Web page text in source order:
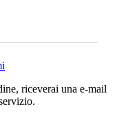
riceverai una e-mail